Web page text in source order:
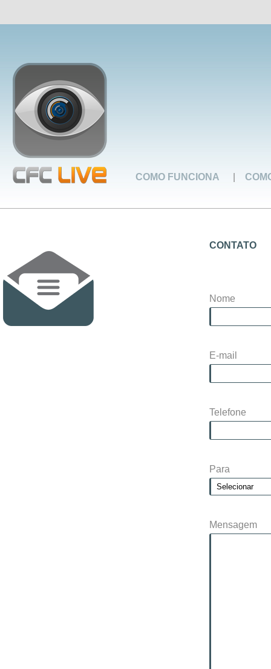
COMO FUNCIONA
CONTATO
Nome
E-mail
Telefone
Para
Mensagem